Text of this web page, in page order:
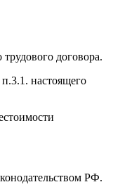
договора.
настоящего
РФ.